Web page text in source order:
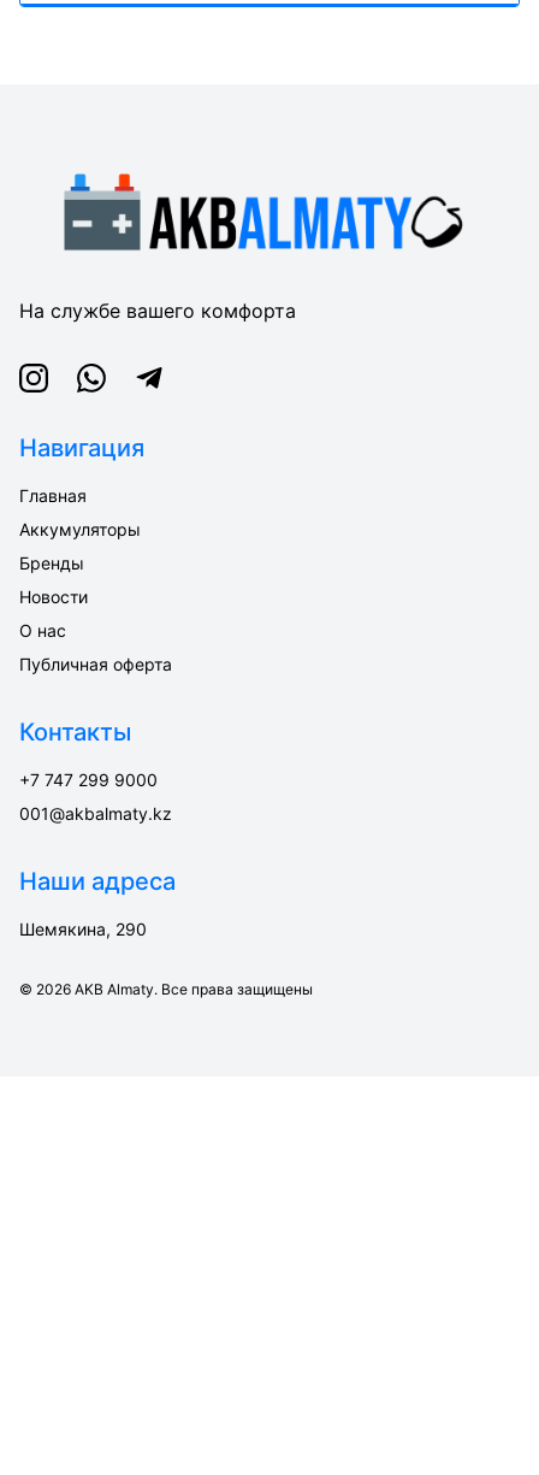
На службе вашего комфорта
InstagramWhatsappTelegram
Навигация
Главная
Аккумуляторы
Бренды
Новости
О нас
Публичная оферта
Контакты
+7 747 299 9000
001@akbalmaty.kz
Наши адреса
Шемякина, 290
© 2026 AKB Almaty. Все права защищены